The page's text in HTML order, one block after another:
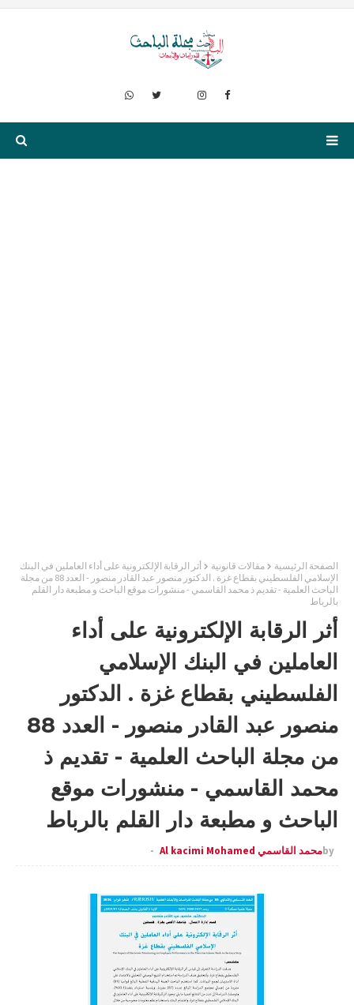
الصفحة الرئيسية مقالات قانونية
أثر الرقابة الإلكترونية على أداء العاملين في البنك
الإسلامي الفلسطيني بقطاع غزة . الدكتور منصور عبد القادر منصور - العدد 88 من مجلة
الباحث العلمية - تقديم ذ محمد القاسمي - منشورات موقع الباحث و مطبعة دار القلم
بالرباط
أثر الرقابة الإلكترونية على أداء
العاملين في البنك الإسلامي
الفلسطيني بقطاع غزة . الدكتور
منصور عبد القادر منصور - العدد 88
من مجلة الباحث العلمية - تقديم ذ
محمد القاسمي - منشورات موقع
الباحث و مطبعة دار القلم بالرباط
byمحمد القاسمي Al kacimi Mohamed